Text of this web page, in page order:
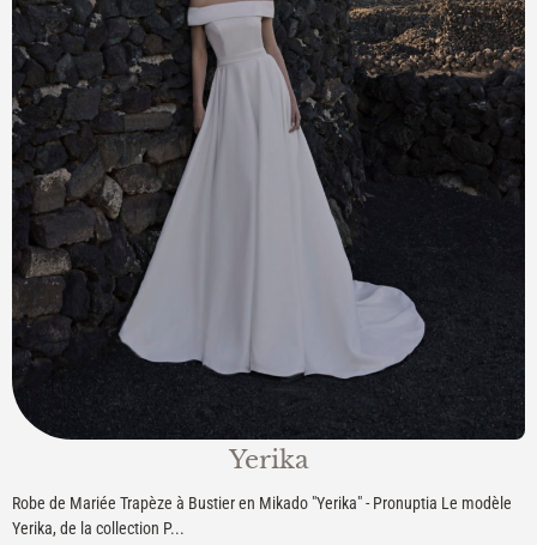
Yerika
Robe de Mariée Trapèze à Bustier en Mikado "Yerika" - Pronuptia Le modèle
Yerika, de la collection P...